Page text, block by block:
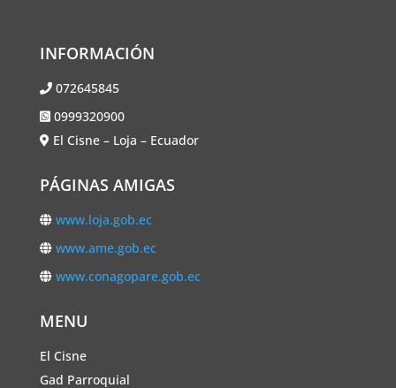
INFORMACIÓN
072645845
0999320900
El Cisne – Loja – Ecuador
PÁGINAS AMIGAS
www.loja.gob.ec
www.ame.gob.ec
www.conagopare.gob.ec
MENU
El Cisne
Gad Parroquial